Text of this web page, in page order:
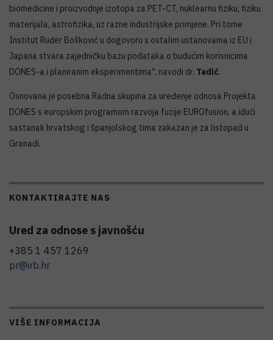
biomedicine i proizvodnje izotopa za PET-CT, nuklearnu fiziku, fiziku
materijala, astrofizika, uz razne industrijske primjene. Pri tome
Institut Ruđer Bošković u dogovoru s ostalim ustanovama iz EU i
Japana stvara zajedničku bazu podataka o budućim korisnicima
DONES-a i planiranim eksperimentima'', navodi dr. Tadić.
Osnovana je posebna Radna skupina za uređenje odnosa Projekta
DONES s europskim programom razvoja fuzije EUROfusion, a idući
sastanak hrvatskog i španjolskog tima zakazan je za listopad u
Granadi.
KONTAKTIRAJTE NAS
Ured za odnose s javnošću
+385 1 457 1269
pr@irb.hr
VIŠE INFORMACIJA